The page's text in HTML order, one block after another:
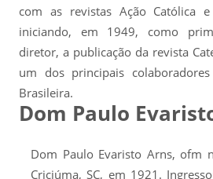
com as revistas Ação Católica e
iniciando, em 1949, como
diretor, a publicação da revista
um dos principais colaboradores
Brasileira.
Dom Paulo
Dom Paulo Evaristo Arns, ofm
Criciúma, SC, em 1921.